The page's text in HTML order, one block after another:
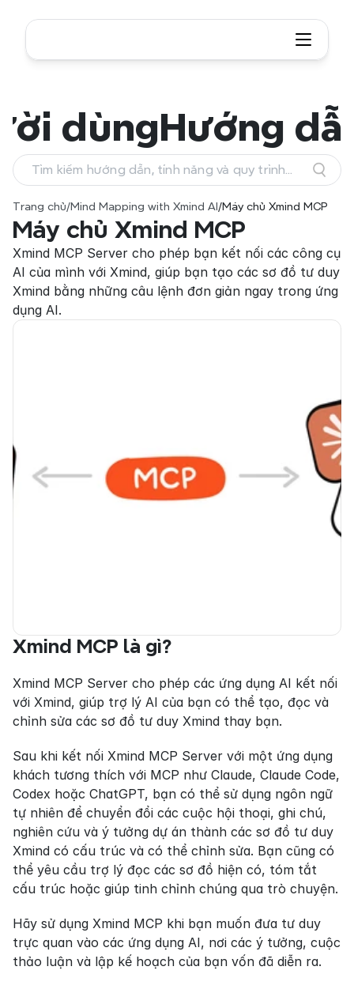
Trang chủ/Mind Mapping with Xmind AI /Máy chủ Xmind MCP
Máy chủ Xmind MCP
Xmind MCP Server cho phép bạn kết nối các công cụ
AI của mình với Xmind, giúp bạn tạo các sơ đồ tư duy
Xmind bằng những câu lệnh đơn giản ngay trong ứng
dụng AI.
Xmind MCP là gì?
Xmind MCP Server cho phép các ứng dụng AI kết nối
với Xmind, giúp trợ lý AI của bạn có thể tạo, đọc và
chỉnh sửa các sơ đồ tư duy Xmind thay bạn.
Sau khi kết nối Xmind MCP Server với một ứng dụng
khách tương thích với MCP như Claude, Claude Code,
Codex hoặc ChatGPT, bạn có thể sử dụng ngôn ngữ
tự nhiên để chuyển đổi các cuộc hội thoại, ghi chú,
nghiên cứu và ý tưởng dự án thành các sơ đồ tư duy
Xmind có cấu trúc và có thể chỉnh sửa. Bạn cũng có
thể yêu cầu trợ lý đọc các sơ đồ hiện có, tóm tắt
cấu trúc hoặc giúp tinh chỉnh chúng qua trò chuyện.
Hãy sử dụng Xmind MCP khi bạn muốn đưa tư duy
trực quan vào các ứng dụng AI, nơi các ý tưởng, cuộc
thảo luận và lập kế hoạch của bạn vốn đã diễn ra.
dùngHướng
Tìm kiếm hướng dẫn, tính năng và quy trình
làm việc